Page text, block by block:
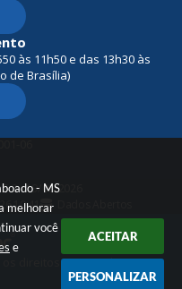
- MS
melhorar
você
e
ACEITAR
PERSONALIZAR
às 11h50 e das 13h30 às
de Brasília)
- 19/06/2026
10:41
os direitos reservados -